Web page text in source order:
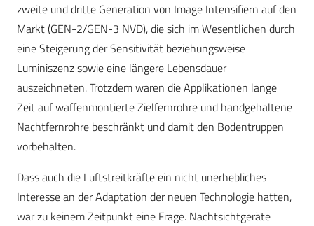
zweite und dritte Generation von Image Intensifiern auf den
Markt (GEN-2/GEN-3 NVD), die sich im Wesentlichen durch
eine Steigerung der Sensitivität beziehungsweise
Luminiszenz sowie eine längere Lebensdauer
auszeichneten. Trotzdem waren die Applikationen lange
Zeit auf waffenmontierte Zielfernrohre und handgehaltene
Nachtfernrohre beschränkt und damit den Bodentruppen
vorbehalten.
Dass auch die Luftstreitkräfte ein nicht unerhebliches
Interesse an der Adaptation der neuen Technologie hatten,
war zu keinem Zeitpunkt eine Frage. Nachtsichtgeräte